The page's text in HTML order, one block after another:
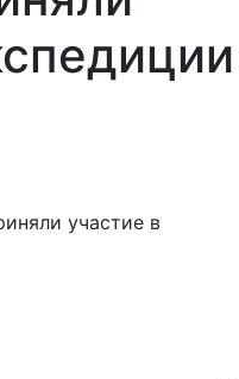
участие в